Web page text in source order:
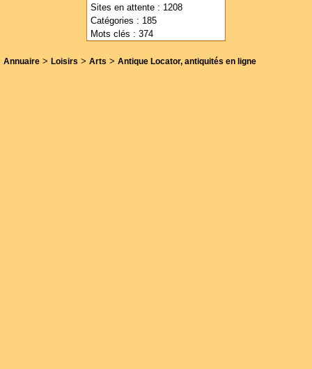
Sites en attente : 1208
Catégories : 185
Mots clés : 374
Annuaire > Loisirs > Arts > Antique Locator, antiquités en ligne